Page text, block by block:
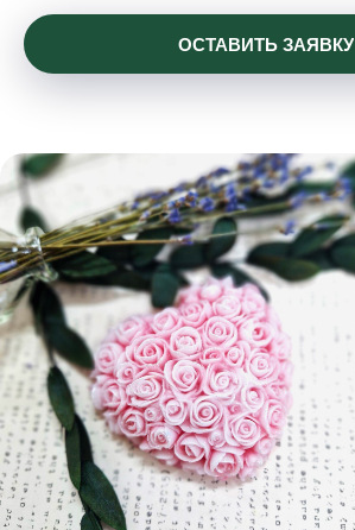
ОСТАВИТЬ ЗАЯВКУ